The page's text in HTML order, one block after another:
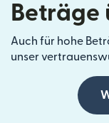
Beträge
Auch für hohe
unser